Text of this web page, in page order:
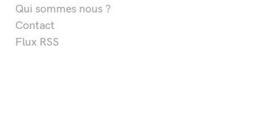
Qui sommes nous ?
Contact
Flux RSS